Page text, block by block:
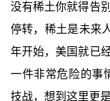
没有稀土你就得告
停转，稀土是未来
年开始，美国就已
一件非常危险的事
技战，想到这里更